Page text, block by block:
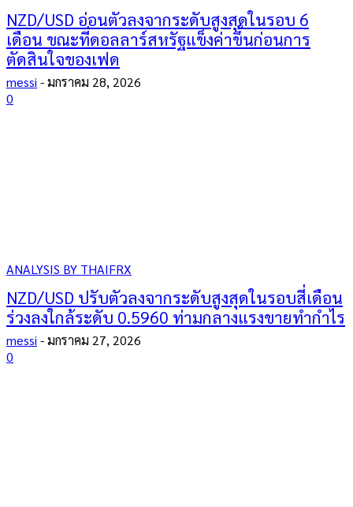
NZD/USD อ่อนตัวลงจากระดับสูงสุดในรอบ 6
เดือน ขณะที่ดอลลาร์สหรัฐแข็งค่าขึ้นก่อนการ
ตัดสินใจของเฟด
messi -มกราคม 28, 2026
0
ANALYSIS BY THAIFRX
NZD/USD ปรับตัวลงจากระดับสูงสุดในรอบสี่เดือน
ร่วงลงใกล้ระดับ 0.5960 ท่ามกลางแรงขายทำกำไร
messi -มกราคม 27, 2026
0